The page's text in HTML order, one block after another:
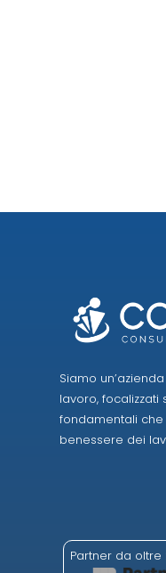
Siamo
lavoro, focalizzati
fondamentali
benessere dei
Partner da oltre